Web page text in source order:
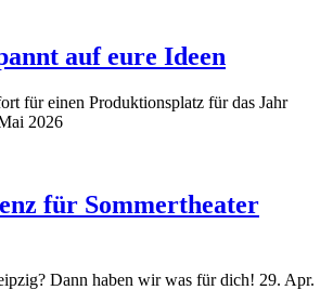
auf eure Ideen
für einen Produktionsplatz für das Jahr
2026
für Sommertheater
Dann haben wir was für dich! 29. Apr.